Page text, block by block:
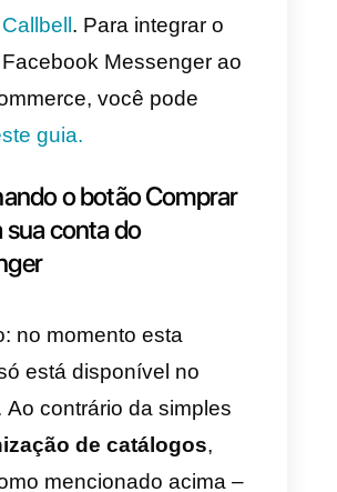
out do seu e-
disso, uma vez que o
tenha sido verificado,
pode continuar a
e atualizações
o seu pedido.
seja construído com
você pode seguir
para ativar a integração